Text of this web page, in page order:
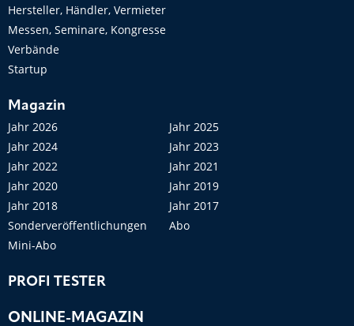
Hersteller, Händler, Vermieter
Messen, Seminare, Kongresse
Verbände
Startup
Magazin
Jahr 2026
Jahr 2025
Jahr 2024
Jahr 2023
Jahr 2022
Jahr 2021
Jahr 2020
Jahr 2019
Jahr 2018
Jahr 2017
Sonderveröffentlichungen
Abo
Mini-Abo
PROFI TESTER
ONLINE-MAGAZIN